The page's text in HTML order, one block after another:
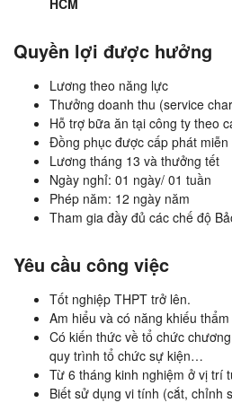
HCM
Quyền lợi được hưởng
Lương theo năng lực
Thưởng doanh thu (service
Hỗ trợ bữa ăn tại công ty theo
Đồng phục được cấp phát
Lương tháng 13 và thưởng tết
Ngày nghỉ: 01 ngày/ 01 tuần
Phép năm: 12 ngày năm
Tham gia đầy đủ các chế độ
Yêu cầu công việc
Tốt nghiệp THPT trở lên.
Am hiểu và có năng khiếu
Có kiến thức về tổ chức
quy trình tổ chức sự kiện…
Từ 6 tháng kinh nghiệm ở vị trí
Biết sử dụng vi tính (cắt, chỉnh